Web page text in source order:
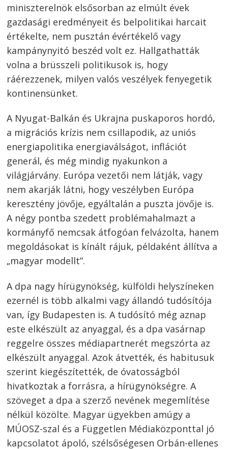
miniszterelnök elsősorban az elmúlt évek
gazdasági eredményeit és belpolitikai harcait
értékelte, nem pusztán évértékelő vagy
kampánynyitó beszéd volt ez. Hallgathatták
volna a brüsszeli politikusok is, hogy
ráérezzenek, milyen valós veszélyek fenyegetik
kontinensünket.
A Nyugat-Balkán és Ukrajna puskaporos hordó,
a migrációs krízis nem csillapodik, az uniós
energiapolitika energiaválságot, inflációt
generál, és még mindig nyakunkon a
világjárvány. Európa vezetői nem látják, vagy
nem akarják látni, hogy veszélyben Európa
keresztény jövője, egyáltalán a puszta jövője is.
A négy pontba szedett problémahalmazt a
kormányfő nemcsak átfogóan felvázolta, hanem
megoldásokat is kínált rájuk, példaként állítva a
„magyar modellt”.
A dpa nagy hírügynökség, külföldi helyszíneken
ezernél is több alkalmi vagy állandó tudósítója
van, így Budapesten is. A tudósító még aznap
este elkészült az anyaggal, és a dpa vasárnap
reggelre összes médiapartnerét megszórta az
elkészült anyaggal. Azok átvették, és habitusuk
szerint kiegészítették, de óvatosságból
hivatkoztak a forrásra, a hírügynökségre. A
szöveget a dpa a szerző nevének megemlítése
nélkül közölte. Magyar ügyekben amúgy a
MÚOSZ-szal és a Független Médiaközponttal jó
kapcsolatot ápoló, szélsőségesen Orbán-ellenes
Bejegyzés
navigáció